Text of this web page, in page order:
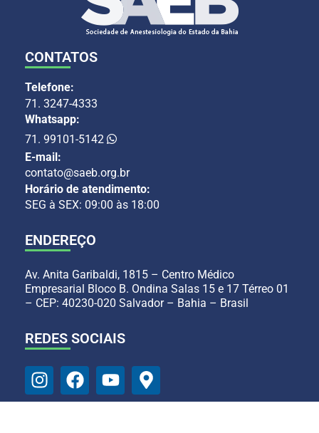
CONTATOS
Telefone:
71. 3247-4333
Whatsapp:
71. 99101-5142
E-mail:
contato@saeb.org.br
Horário de atendimento:
SEG à SEX: 09:00 às 18:00
ENDEREÇO
Av. Anita Garibaldi, 1815 – Centro Médico
Empresarial Bloco B. Ondina Salas 15 e 17 Térreo 01
– CEP: 40230-020 Salvador – Bahia – Brasil
REDES SOCIAIS